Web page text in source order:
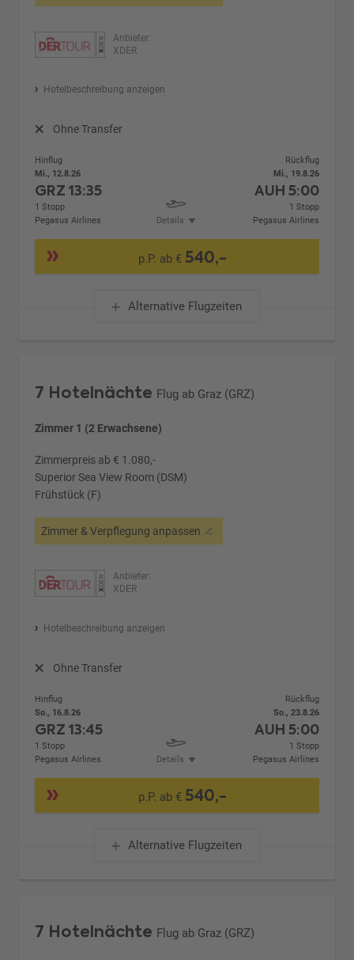
Anbieter:
XDER
Hotelbeschreibung anzeigen
Ohne Transfer
Hinflug
Mi., 12.8.26
GRZ13:35
1 Stopp
Pegasus Airlines
Details
Rückflug
Mi., 19.8.26
AUH 5:00
1 Stopp
Pegasus Airlines
p.P. ab € 540,-
Alternative Flugzeiten
7 Hotelnächte Flug ab Graz (GRZ)
Zimmer 1 (2 Erwachsene)
Zimmerpreis ab € 1.080,-
Superior Sea View Room (DSM)
Frühstück (F)
Zimmer & Verpflegung anpassen
Anbieter:
XDER
Hotelbeschreibung anzeigen
Ohne Transfer
Hinflug
So., 16.8.26
GRZ13:45
1 Stopp
Pegasus Airlines
Details
Rückflug
So., 23.8.26
AUH 5:00
1 Stopp
Pegasus Airlines
p.P. ab € 540,-
Alternative Flugzeiten
7 Hotelnächte Flug ab Graz (GRZ)